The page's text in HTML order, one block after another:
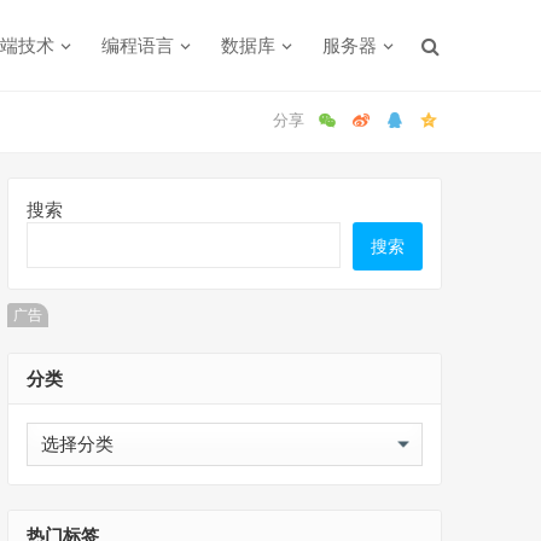
技术 编程语言 数据库 服务器
搜索
搜索
广告
分类
分
类
热门标签